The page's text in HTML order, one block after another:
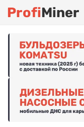
ProfiMiner